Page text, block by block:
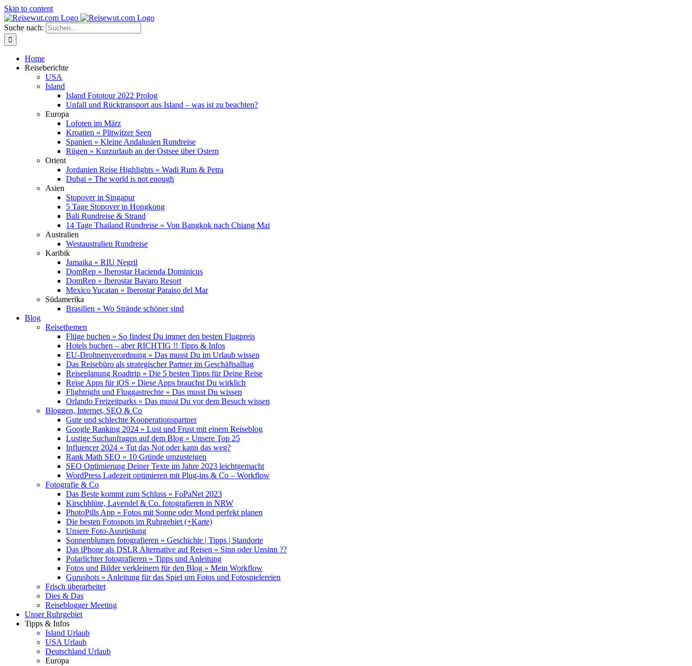
Skip to content
Suche nach:
Home
Reiseberichte
USA
Island
Island Fototour 2022 Prolog
Unfall und Rücktransport aus Island – was ist zu beachten?
Europa
Lofoten im März
Kroatien » Plitwitzer Seen
Spanien » Kleine Andalusien Rundreise
Rügen » Kurzurlaub an der Ostsee über Ostern
Orient
Jordanien Reise Highlights » Wadi Rum & Petra
Dubai » The world is not enough
Asien
Stopover in Singapur
5 Tage Stopover in Hongkong
Bali Rundreise & Strand
14 Tage Thailand Rundreise » Von Bangkok nach Chiang Mai
Australien
Westaustralien Rundreise
Karibik
Jamaika » RIU Negril
DomRep » Iberostar Hacienda Dominicus
DomRep » Iberostar Bavaro Resort
Mexico Yucatan » Iberostar Paraiso del Mar
Südamerika
Brasilien » Wo Strände schöner sind
Blog
Reisethemen
Flüge buchen » So findest Du immer den besten Flugpreis
Hotels buchen – aber RICHTIG !! Tipps & Infos
EU-Drohnenverordnung » Das musst Du im Urlaub wissen
Das Reisebüro als strategischer Partner im Geschäftsalltag
Reiseplanung Roadtrip » Die 5 besten Tipps für Deine Reise
Reise Apps für iOS » Diese Apps brauchst Du wirklich
Flightright und Fluggastrechte » Das musst Du wissen
Orlando Freizeitparks » Das musst Du vor dem Besuch wissen
Bloggen, Internet, SEO & Co
Gute und schlechte Kooperationspartner
Google Ranking 2024 » Lust und Frust mit einem Reiseblog
Lustige Suchanfragen auf dem Blog » Unsere Top 25
Influencer 2024 » Tut das Not oder kann das weg?
Rank Math SEO » 10 Gründe umzusteigen
SEO Optimierung Deiner Texte im Jahre 2023 leichtgemacht
WordPress Ladezeit optimieren mit Plug-ins & Co – Workflow
Fotografie & Co
Das Beste kommt zum Schluss » FoPaNet 2023
Kirschblüte, Lavendel & Co. fotografieren in NRW
PhotoPills App » Fotos mit Sonne oder Mond perfekt planen
Die besten Fotospots im Ruhrgebiet (+Karte)
Unsere Foto-Ausrüstung
Sonnenblumen fotografieren » Geschichte | Tipps | Standorte
Das iPhone als DSLR Alternative auf Reisen » Sinn oder Unsinn ??
Polarlichter fotografieren » Tipps und Anleitung
Fotos und Bilder verkleinern für den Blog » Mein Workflow
Gurushots » Anleitung für das Spiel um Fotos und Fotospielereien
Frisch überarbeitet
Dies & Das
Reiseblogger Meeting
Unser Ruhrgebiet
Tipps & Infos
Island Urlaub
USA Urlaub
Deutschland Urlaub
Europa